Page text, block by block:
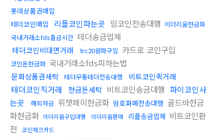
롯데상품권매입
테더코인매입
리플코인파는곳 밈코인전송대행 이더리움현금화
국내거래소fds출금시간 테더송금업체
테더코인비대면거래 trc20원화구입 카드로 코인구입
코인돈현금화 국내거래소fds피하는법
문화상품권세탁 테더무통테더전송대행 비트코인퀵거래
테더코인직거래 현금돈세탁 비트코인송금대행 파이코인사
는곳
해외자금 위챗페이현금화 암호화폐전송대행 골드바현금
화현금화 이더리움구입대행 이더리움판매 리플송금업체 비트코인환
전
코인체크카드